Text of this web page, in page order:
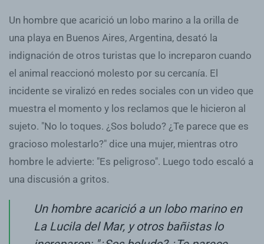
Un hombre que acarició un lobo marino a la orilla de
una playa en Buenos Aires, Argentina, desató la
indignación de otros turistas que lo increparon cuando
el animal reaccionó molesto por su cercanía. El
incidente se viralizó en redes sociales con un video que
muestra el momento y los reclamos que le hicieron al
sujeto. "No lo toques. ¿Sos boludo? ¿Te parece que es
gracioso molestarlo?" dice una mujer, mientras otro
hombre le advierte: "Es peligroso". Luego todo escaló a
una discusión a gritos.
Un hombre acarició a un lobo marino en
La Lucila del Mar, y otros bañistas lo